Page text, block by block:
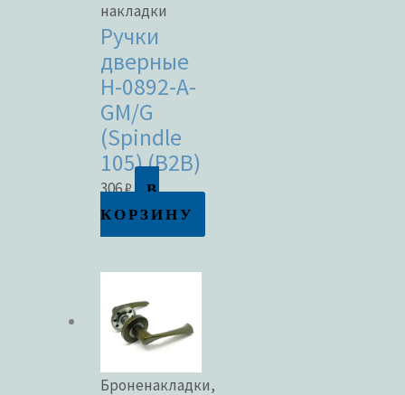
накладки
Ручки
дверные
H-0892-A-
GM/G
(Spindle
105) (B2B)
306₽
В
КОРЗИНУ
Броненакладки,